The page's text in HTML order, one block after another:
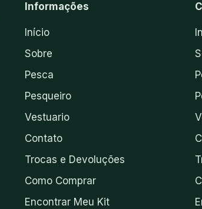
Informações
Início
Sobre
Pesca
Pesqueiro
Vestuario
Contato
Trocas e Devoluções
Como Comprar
Encontrar Meu Kit